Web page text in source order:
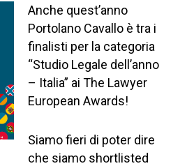
Anche quest’anno
Portolano Cavallo è tra i
finalisti per la categoria
“Studio Legale dell’anno
– Italia” ai The Lawyer
European Awards!
Siamo fieri di poter dire
che siamo shortlisted